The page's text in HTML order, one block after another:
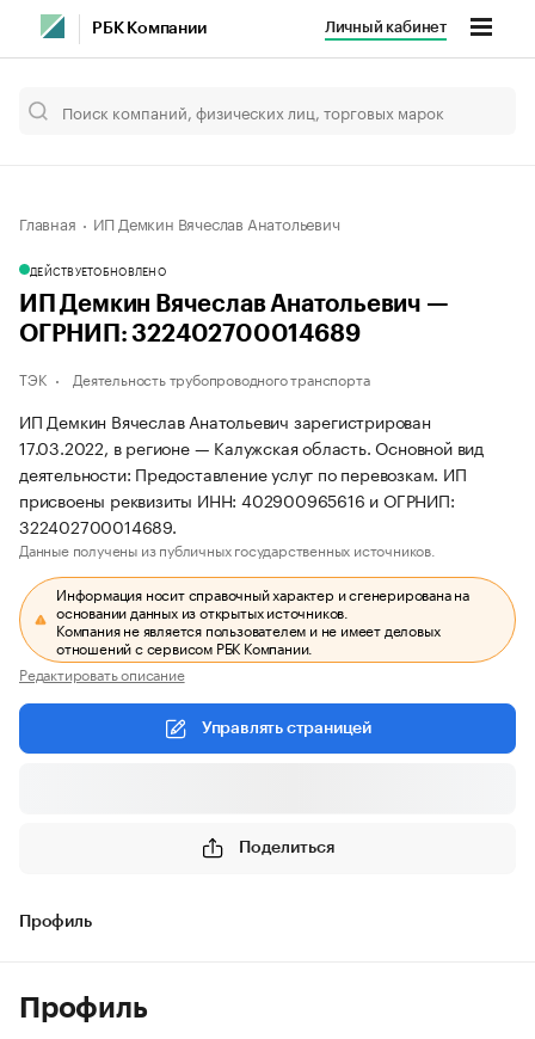
РБК Компании Личный кабинет
Главная ИП Демкин Вячеслав Анатольевич
ДЕЙСТВУЕТОБНОВЛЕНО
ИП Демкин Вячеслав Анатольевич —
ОГРНИП: 322402700014689
ТЭК Деятельность трубопроводного транспорта
ИП Демкин Вячеслав Анатольевич зарегистрирован
17.03.2022, в регионе — Калужская область. Основной вид
деятельности: Предоставление услуг по перевозкам. ИП
присвоены реквизиты ИНН: 402900965616 и ОГРНИП:
322402700014689.
Данные получены из публичных государственных источников.
Информация носит справочный характер и сгенерирована на
основании данных из открытых источников.
Компания не является пользователем и не имеет деловых
отношений с сервисом РБК Компании.
Редактировать описание
Управлять страницей
Поделиться
Профиль
Профиль